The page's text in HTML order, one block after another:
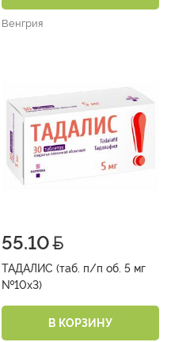
Венгрия
55.10
ТАДАЛИС (таб. п/п об. 5 мг
№10х3)
В КОРЗИНУ